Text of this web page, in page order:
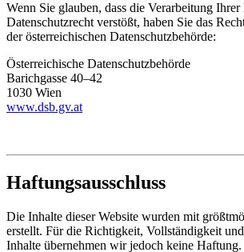
Wenn Sie glauben, dass die Verarbeitung Ihrer
Datenschutzrecht verstößt, haben Sie das
der österreichischen Datenschutzbehörde:
Österreichische Datenschutzbehörde
Barichgasse 40–42
1030 Wien
www.dsb.gv.at
Haftungsausschluss
Die Inhalte dieser Website wurden mit
erstellt. Für die Richtigkeit, Vollständigkeit
Inhalte übernehmen wir jedoch keine Haftung.